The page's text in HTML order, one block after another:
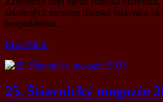
zriadených mestom Banská Štiavnica
hospodárenia…
Read More
25. Štiavnický magazín